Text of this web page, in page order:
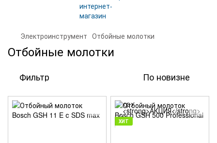
Электроинструмент Отбойные молотки
Отбойные молотки
Фильтр По новизне
ХИТ